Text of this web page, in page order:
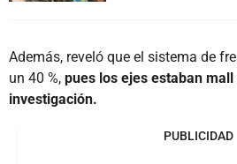
Además, reveló que el sistema de
un 40 %, pues los ejes estaban
investigación.
PUBLICIDAD